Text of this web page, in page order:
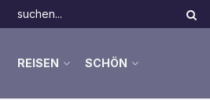
REISEN SCHÖN